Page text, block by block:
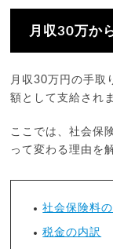
月収30万か
月収30万円の手取
額として支給され
ここでは、社会保
って変わる理由を
社会保険料
税金の内訳